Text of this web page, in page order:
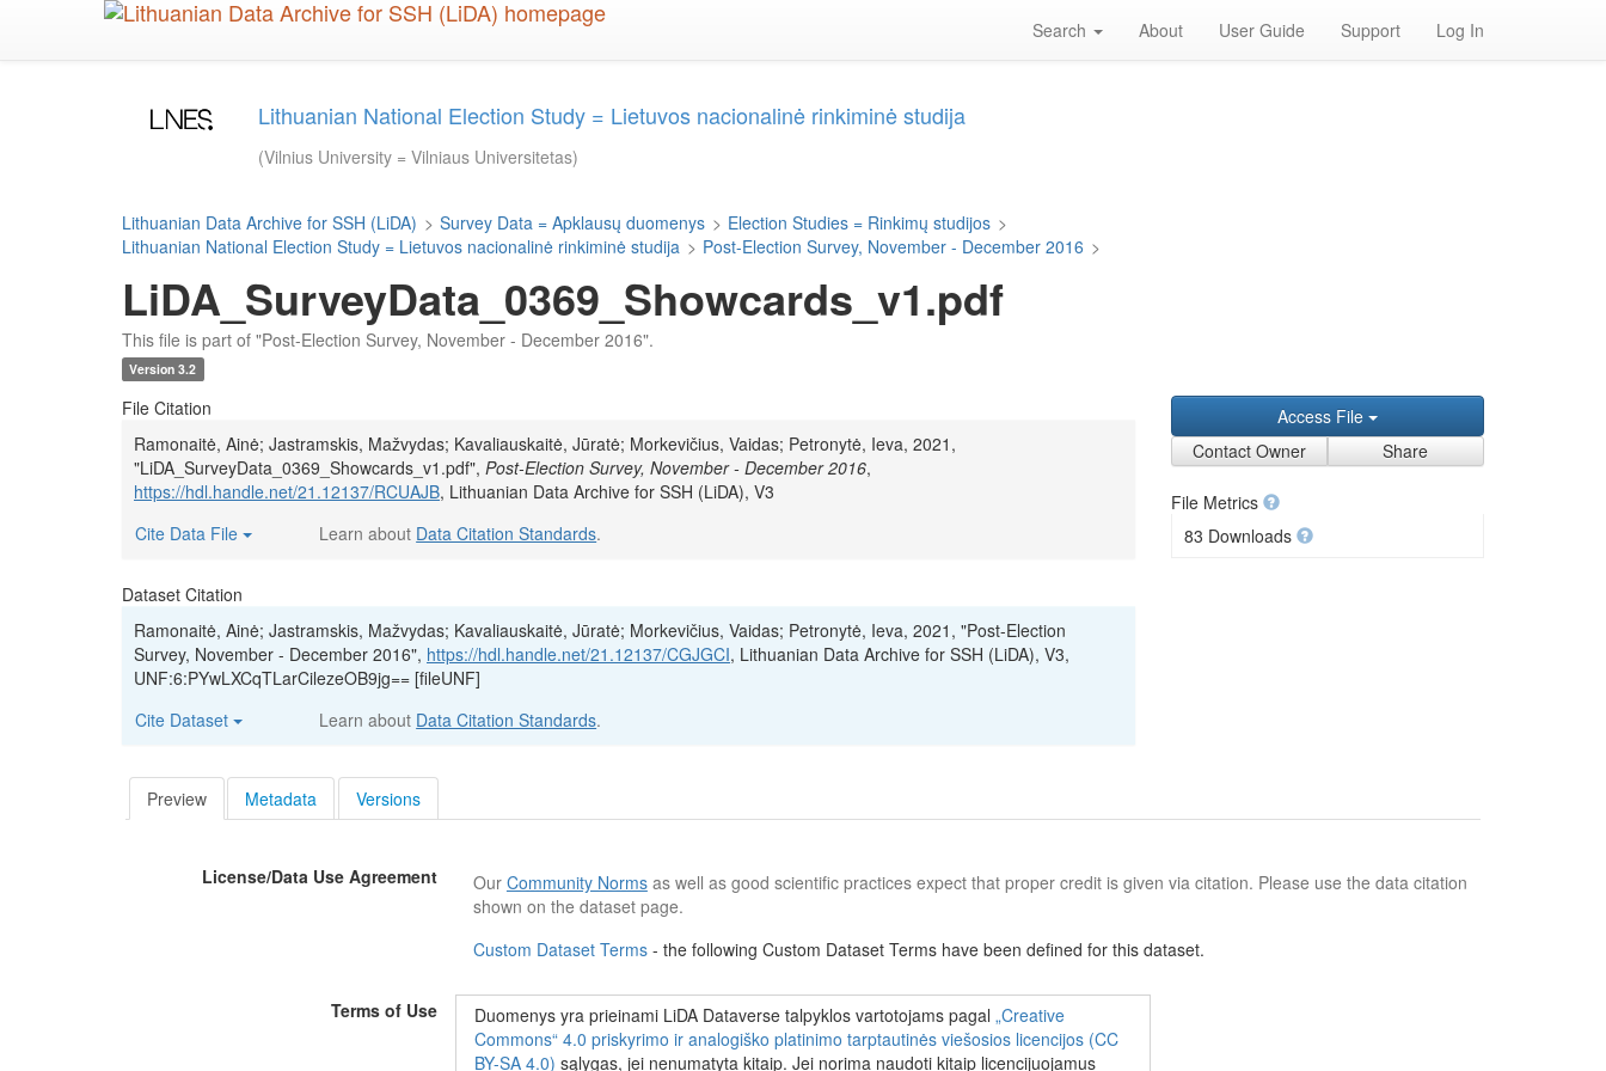
Search About User Guide Support Log In
Lithuanian National Election Study = Lietuvos nacionalinė rinkiminė studija
(Vilnius University = Vilniaus Universitetas)
Lithuanian Data Archive for SSH (LiDA) > Survey Data = Apklausų duomenys > Election Studies = Rinkimų studijos >
Lithuanian National Election Study = Lietuvos nacionalinė rinkiminė studija > Post-Election Survey, November - December 2016 >
LiDA_SurveyData_0369_Showcards_v1.pdf
This file is part of "Post-Election Survey, November - December 2016".
Version 3.2
File Citation
Ramonaitė, Ainė; Jastramskis, Mažvydas; Kavaliauskaitė, Jūratė; Morkevičius, Vaidas; Petronytė, Ieva, 2021,
"LiDA_SurveyData_0369_Showcards_v1.pdf", Post-Election Survey, November - December 2016,
https://hdl.handle.net/21.12137/RCUAJB, Lithuanian Data Archive for SSH (LiDA), V3
Cite Data File
Learn about Data Citation Standards.
Dataset Citation
Ramonaitė, Ainė; Jastramskis, Mažvydas; Kavaliauskaitė, Jūratė; Morkevičius, Vaidas; Petronytė, Ieva, 2021, "Post-Election
Survey, November - December 2016", https://hdl.handle.net/21.12137/CGJGCI, Lithuanian Data Archive for SSH (LiDA), V3,
UNF:6:PYwLXCqTLarCilezeOB9jg== [fileUNF]
Cite Dataset
Learn about Data Citation Standards.
Access File
Contact Owner
Share
File Metrics
83 Downloads
Preview Metadata Versions
License/Data Use Agreement Our Community Normsas well as good scientific practices expect that proper credit is given via citation. Please use the data citation
shown on the dataset page.
Custom Dataset Terms - the following Custom Dataset Terms have been defined for this dataset.
Terms of Use Duomenys yra prieinami LiDA Dataverse talpyklos vartotojams pagal „Creative
Commons“ 4.0 priskyrimo ir analogiško platinimo tarptautinės viešosios licencijos (CC
BY-SA 4.0) sąlygas, jei nenumatyta kitaip. Jei norima naudoti kitaip licencijuojamus